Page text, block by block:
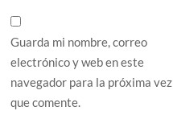
Guarda mi nombre, correo
electrónico y web en este
navegador para la próxima vez
que comente.